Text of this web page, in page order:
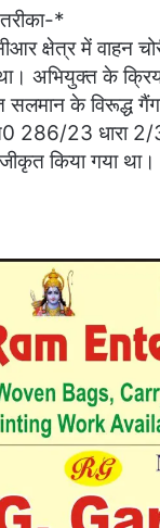
*
क्षेत्र में वाहन
अभियुक्त के
के विरूद्ध
23 धारा 2/3
किया गया था।